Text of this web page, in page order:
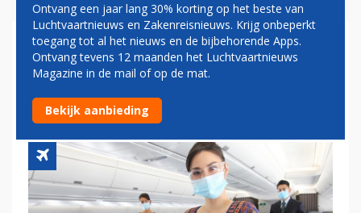
PERSONEEL SINGAPORE
AIRLINES MET VOORRANG
GEVACCINEERD
Ontvang een jaar lang 30% korting op het beste van
Luchtvaartnieuws en Zakenreisnieuws. Krijg onbeperkt
toegang tot al het nieuws en de bijbehorende Apps.
Ontvang tevens 12 maanden het Luchtvaartnieuws
Magazine in de mail of op de mat.
Bekijk aanbieding